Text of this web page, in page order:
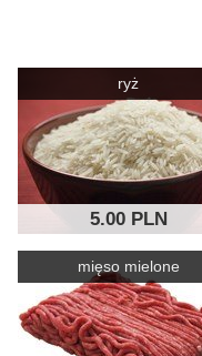
ryż
5.00 PLN
mięso mielone